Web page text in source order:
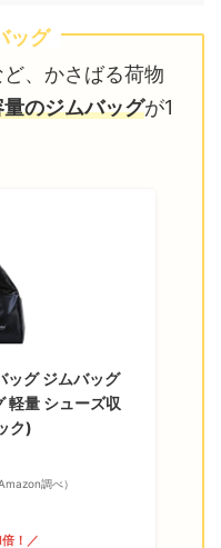
ッグ
、かさばる荷物
のジムバッグが1
ッグ ジムバッグ
軽量 シューズ収
ク)
調べ）
！／